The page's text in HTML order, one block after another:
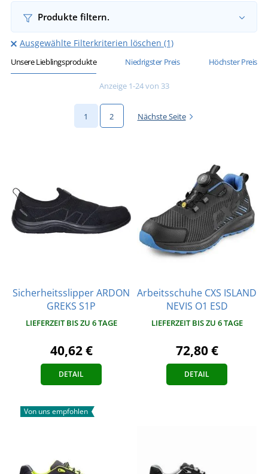
Produkte filtern.
Ausgewählte Filterkriterien löschen (1)
Unsere Lieblingsprodukte Niedrigster Preis Höchster Preis
Anzeige 1-24 von 33
1 2 Nächste Seite
Sicherheitsslipper ARDON
GREKS S1P
LIEFERZEIT BIS ZU 6 TAGE
40,62 €
DETAIL
Arbeitsschuhe CXS ISLAND
NEVIS O1 ESD
LIEFERZEIT BIS ZU 6 TAGE
72,80 €
DETAIL
Von uns empfohlen